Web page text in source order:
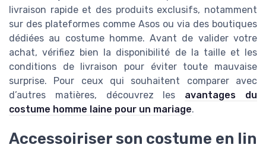
livraison rapide et des produits exclusifs, notamment
sur des plateformes comme Asos ou via des boutiques
dédiées au costume homme. Avant de valider votre
achat, vérifiez bien la disponibilité de la taille et les
conditions de livraison pour éviter toute mauvaise
surprise. Pour ceux qui souhaitent comparer avec
d’autres matières, découvrez les avantages du
costume homme laine pour un mariage.
Accessoiriser son costume en lin